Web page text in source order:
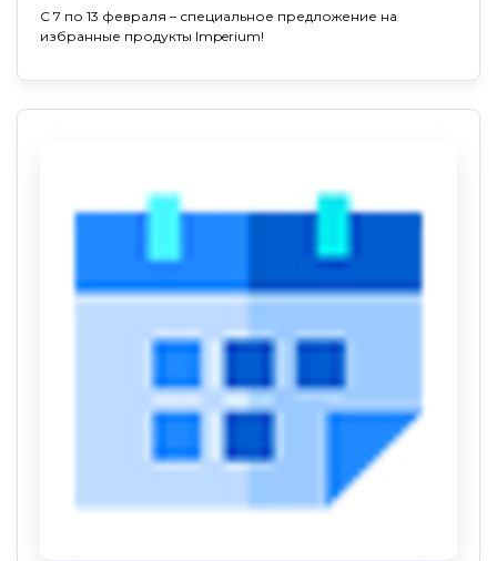
С 7 по 13 февраля – специальное предложение на
избранные продукты Imperium!